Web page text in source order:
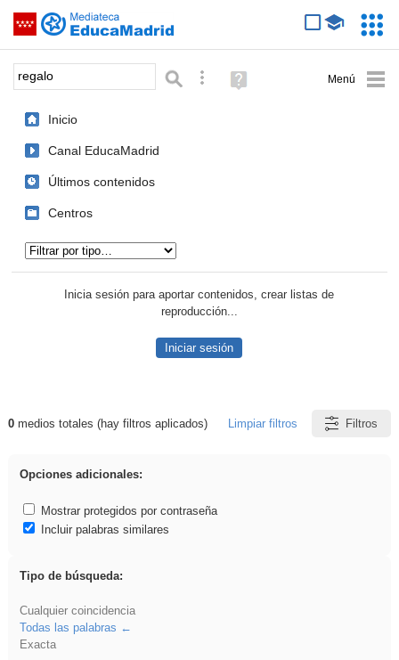
Saltar navegación
Palabra o frase: Búsqueda avanzada
Ayuda
(en
Inicio
Canal EducaMadrid
Últimos contenidos
Centros
Inicia sesión para aportar contenidos, crear listas de
reproducción...
Iniciar sesión
Resultados de: regalo
0medios totales (hay filtros aplicados) Limpiar filtros Filtros
Opciones adicionales:
Mostrar protegidos por contraseña
Incluir palabras similares
Tipo de búsqueda:
Cualquier coincidencia
Todas las palabras
Exacta